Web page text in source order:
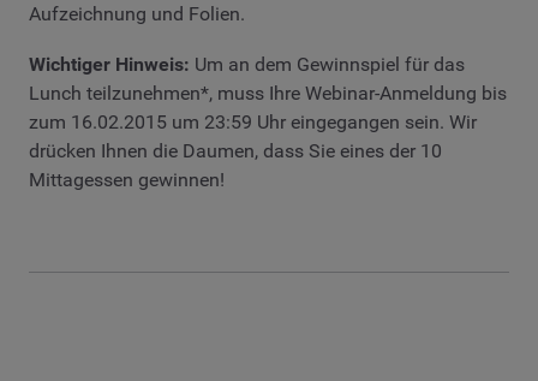
Aufzeichnung und Folien.
Wichtiger Hinweis: Um an dem Gewinnspiel für das
Lunch teilzunehmen*, muss Ihre Webinar-Anmeldung bis
zum 16.02.2015 um 23:59 Uhr eingegangen sein. Wir
drücken Ihnen die Daumen, dass Sie eines der 10
Mittagessen gewinnen!